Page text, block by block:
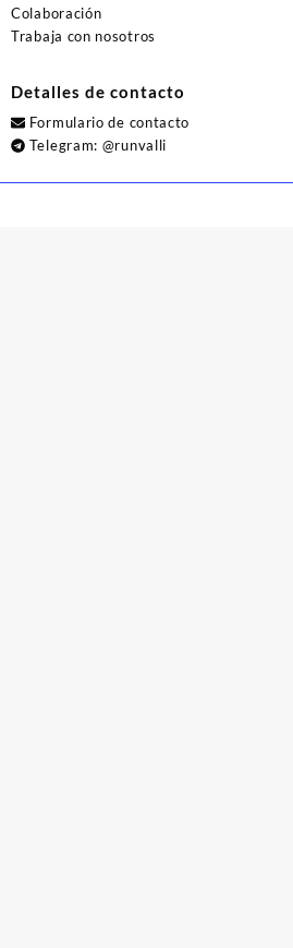
Colaboración
Trabaja con nosotros
Detalles de contacto
Formulario de contacto
Telegram: @runvalli